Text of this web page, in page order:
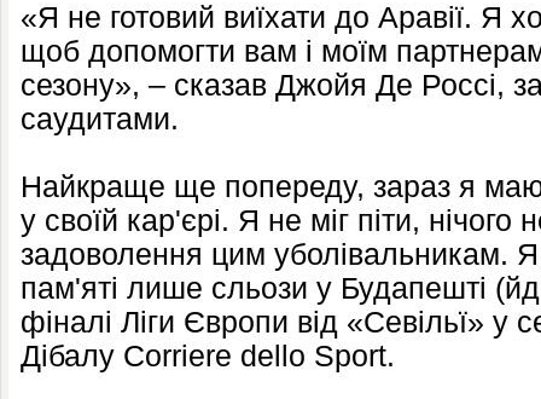
«Я не готовий виїхати до Аравії. Я
щоб допомогти вам і моїм
сезону», – сказав Джойя Де Россі,
саудитами.
Найкраще ще попереду, зараз я маю
у своїй кар'єрі. Я не міг піти,
задоволення цим уболівальникам.
пам'яті лише сльози у Будапешті
фіналі Ліги Європи від «Севільї» у
Дібалу Corriere dello Sport.